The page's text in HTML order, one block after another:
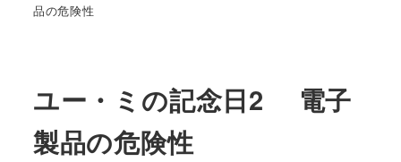
品の危険性
ユー・ミの記念日2 電子
製品の危険性